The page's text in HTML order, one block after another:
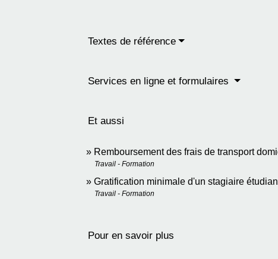
Textes de référence
Services en ligne et formulaires
Et aussi
Remboursement des frais de transport
Travail - Formation
Gratification minimale d'un stagiaire
Travail - Formation
Pour en savoir plus